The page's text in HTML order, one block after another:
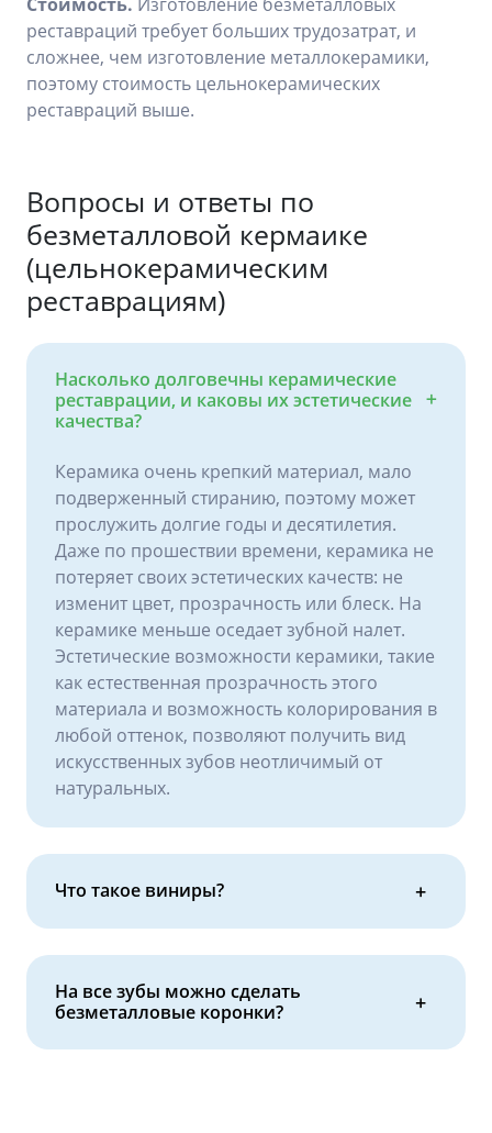
реставраций требует больших трудозатрат, и
сложнее, чем изготовление металлокерамики,
поэтому стоимость цельнокерамических
реставраций выше.
Вопросы и ответы по
безметалловой кермаике
(цельнокерамическим
реставрациям)
Насколько долговечны керамические
реставрации, и каковы их эстетические
качества?
Керамика очень крепкий материал, мало
подверженный стиранию, поэтому может
прослужить долгие годы и десятилетия.
Даже по прошествии времени, керамика не
потеряет своих эстетических качеств: не
изменит цвет, прозрачность или блеск. На
керамике меньше оседает зубной налет.
Эстетические возможности керамики, такие
как естественная прозрачность этого
материала и возможность колорирования в
любой оттенок, позволяют получить вид
искусственных зубов неотличимый от
натуральных.
Что такое виниры?
На все зубы можно сделать
безметалловые коронки?